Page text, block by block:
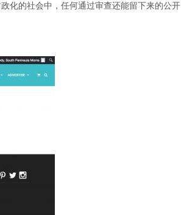
化的社会中，任何通过审查还能留下来的公开